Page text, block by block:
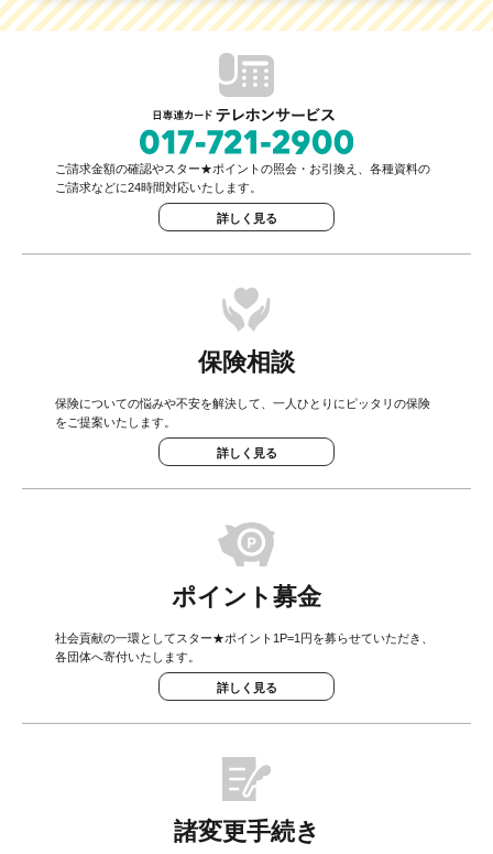
ご請求金額の確認やスター★ポイントの照会・お引換え、各種資料の
ご請求などに24時間対応いたします。
詳しく見る
保険相談
保険についての悩みや不安を解決して、一人ひとりにピッタリの保険
をご提案いたします。
詳しく見る
ポイント募金
社会貢献の一環としてスター★ポイント1P=1円を募らせていただき、
各団体へ寄付いたします。
詳しく見る
諸変更手続き